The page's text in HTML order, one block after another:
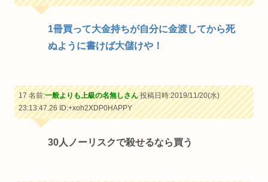
1冊買って大金持ちが自分に金渡してから死
ぬように書けば大儲けや！
17 名前:一般よりも上級の名無しさん投稿日時:2019/11/20(水)
23:13:47.26ID:+xoh2XDP0HAPPY
30人ノーリスクで殺せるなら買う